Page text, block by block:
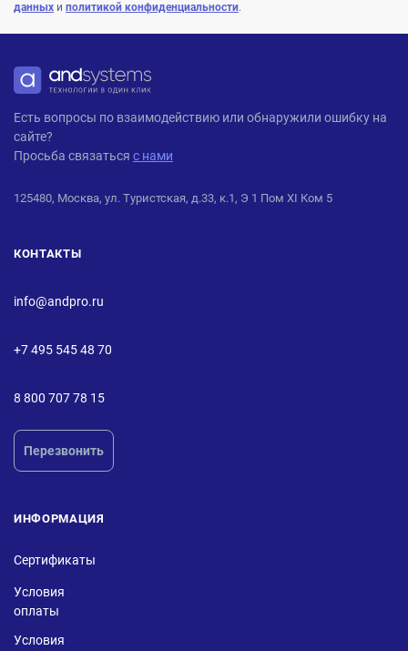
данных и политикой конфиденциальности.
ANDPRO
Есть вопросы по взаимодействию или обнаружили ошибку на
сайте?
Просьба связаться с нами
125480, Москва, ул. Туристская, д.33, к.1, Э 1 Пом XI Ком 5
КОНТАКТЫ
info@andpro.ru
+7 495 545 48 70
8 800 707 78 15
Перезвонить
ИНФОРМАЦИЯ
Сертификаты
Условия
оплаты
Условия